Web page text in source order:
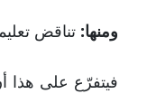
ومنها: تناقض
فيتفرّع على هذا